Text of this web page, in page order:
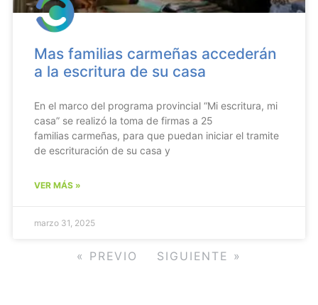
Mas familias carmeñas accederán
a la escritura de su casa
En el marco del programa provincial “Mi escritura, mi
casa” se realizó la toma de firmas a 25
familias carmeñas, para que puedan iniciar el tramite
de escrituración de su casa y
VER MÁS »
marzo 31, 2025
« PREVIO SIGUIENTE »